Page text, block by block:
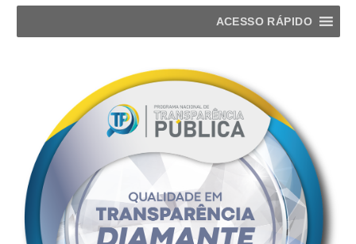
ACESSO RÁPIDO